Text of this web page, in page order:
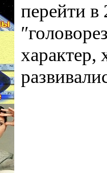
перейти в